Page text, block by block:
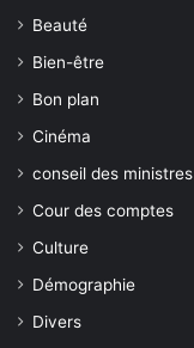
Beauté
Bien-être
Bon plan
Cinéma
conseil des ministres
Cour des comptes
Culture
Démographie
Divers